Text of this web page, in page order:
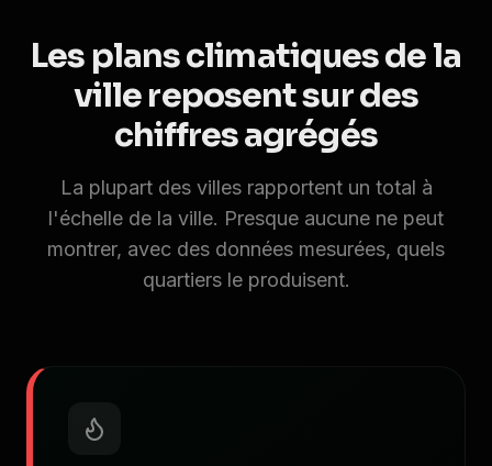
Les plans climatiques de la
ville reposent sur des
chiffres agrégés
La plupart des villes rapportent un total à
l'échelle de la ville. Presque aucune ne peut
montrer, avec des données mesurées, quels
quartiers le produisent.